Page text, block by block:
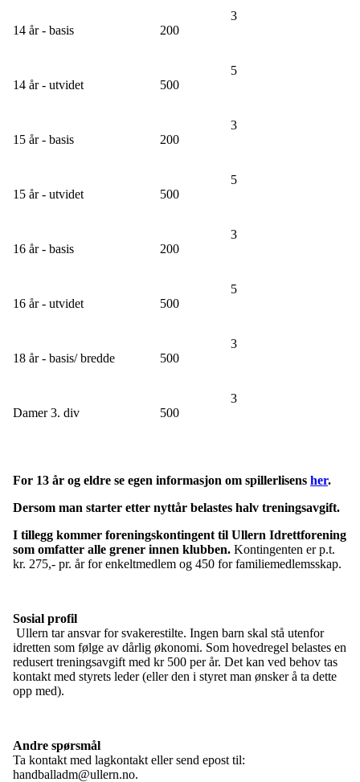
14 år - basis
3
200
14 år - utvidet
5
500
15 år - basis
3
200
15 år - utvidet
5
500
16 år - basis
3
200
16 år - utvidet
5
500
18 år - basis/ bredde
3
500
Damer 3. div
3
500
For 13 år og eldre se egen informasjon om spillerlisens her.
Dersom man starter etter nyttår belastes halv treningsavgift.
I tillegg kommer foreningskontingent til Ullern Idrettforening
som omfatter alle grener innen klubben. Kontingenten er p.t.
kr. 275,- pr. år for enkeltmedlem og 450 for familiemedlemsskap.
Sosial profil
Ullern tar ansvar for svakerestilte. Ingen barn skal stå utenfor
idretten som følge av dårlig økonomi. Som hovedregel belastes en
redusert treningsavgift med kr 500 per år. Det kan ved behov tas
kontakt med styrets leder (eller den i styret man ønsker å ta dette
opp med).
Andre spørsmål
Ta kontakt med lagkontakt eller send epost til:
handballadm@ullern.no.